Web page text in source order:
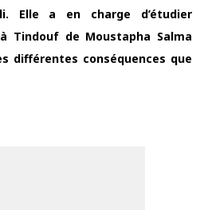
Elle a en charge d’étudier
Tindouf de Moustapha Salma
différentes conséquences que